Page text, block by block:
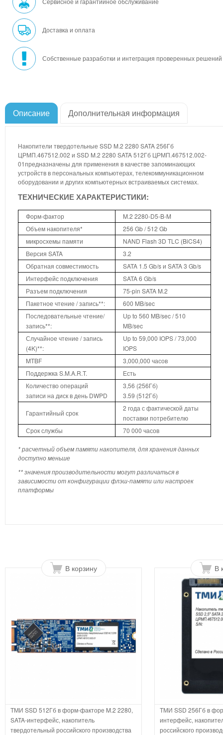
Доставка и оплата
Собственные разработки и интеграция проверенных решений
Описание Дополнительная информация
Накопители твердотельные SSD M.2 2280 SATA 256Гб
ЦРМП.467512.002 и SSD M.2 2280 SATA 512Гб ЦРМП.467512.002-
01предназначены для применения в качестве запоминающих
устройств в персональных компьютерах, телекоммуникационном
оборудовании и других компьютерных встраиваемых системах.
ТЕХНИЧЕСКИЕ ХАРАКТЕРИСТИКИ:
Форм-фактор
M.2 2280-D5-B-M
Объем накопителя*
256 Gb / 512 Gb
микросхемы памяти
NAND Flash 3D TLC (BiCS4)
Версия SATA
3.2
Обратная совместимость
SATA 1.5 Gb/s и SATA 3 Gb/s
Интерфейс подключения
SATA 6 Gb/s
Разъем подключения
75-pin SATA M.2
Пакетное чтение / запись**:
600 MB/sec
Последовательные чтение/
запись**:
Up to 560 MB/sec / 510
MB/sec
Случайное чтение / запись
(4K)**:
Up to 59,000 IOPS / 73,000
IOPS
MTBF
3,000,000 часов
Поддержка S.M.A.R.T.
Есть
Количество операций
записи на диск в день DWPD
3,56 (256Гб)
3.59 (512Гб)
Гарантийный срок
2 года с фактической даты
поставки потребителю
Срок службы
70 000 часов
* расчетный объем памяти накопителя, для хранения данных
доступно меньше
** значения производительности могут различаться в
зависимости от конфигурации флэш-памяти или настроек
платформы
В корзину
ТМИ SSD 512Гб в форм-факторе M.2 2280,
SATA-интерфейс, накопитель
твердотельный российского производства
В
ТМИ SSD 256Гб в
интерфейс,
российского